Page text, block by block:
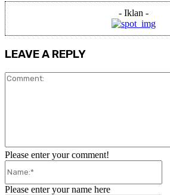
- Iklan -
LEAVE A REPLY
Please enter your comment!
Please enter your name here